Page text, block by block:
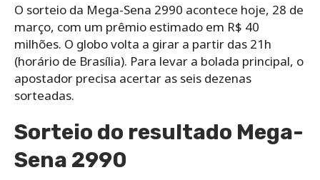
O sorteio da Mega-Sena 2990 acontece hoje, 28 de
março, com um prêmio estimado em R$ 40
milhões. O globo volta a girar a partir das 21h
(horário de Brasília). Para levar a bolada principal, o
apostador precisa acertar as seis dezenas
sorteadas.
Sorteio do resultado Mega-
Sena 2990